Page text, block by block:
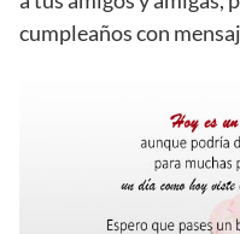
cumpleaños con